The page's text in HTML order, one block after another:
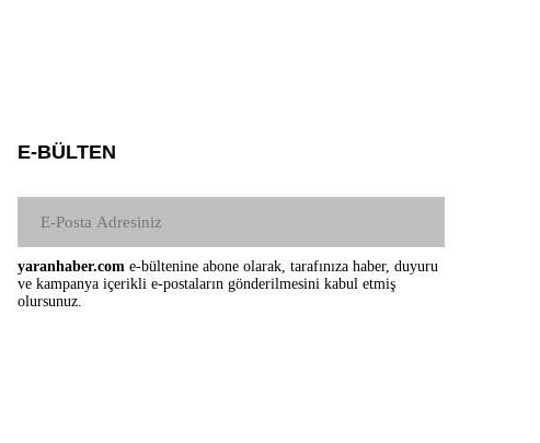
E-BÜLTEN
yaranhaber.com e-bültenine abone olarak, tarafınıza haber, duyuru
ve kampanya içerikli e-postaların gönderilmesini kabul etmiş
olursunuz.